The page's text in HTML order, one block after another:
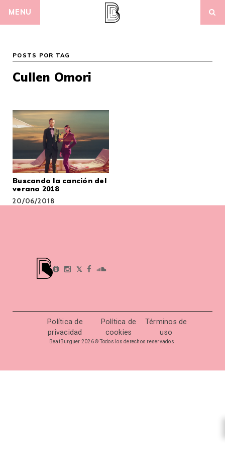
MENU
POSTS POR TAG
Cullen Omori
Buscando la canción del
verano 2018
20/06/2018
𝕏
Política de
privacidad
Política de
cookies
Términos de
uso
BeatBurguer 2026 ® Todos los derechos reservados.